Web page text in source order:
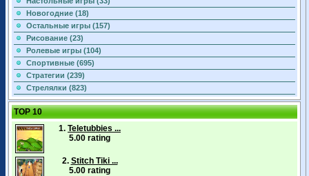
Новогодние (18)
Остальные игры (157)
Рисование (23)
Ролевые игры (104)
Спортивные (695)
Стратегии (239)
Стрелялки (823)
TOP 10
1. Teletubbies ...
5.00 rating
2. Stitch Tiki ...
5.00 rating